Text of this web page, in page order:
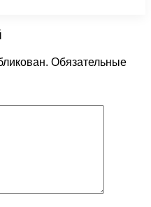
Обязательные